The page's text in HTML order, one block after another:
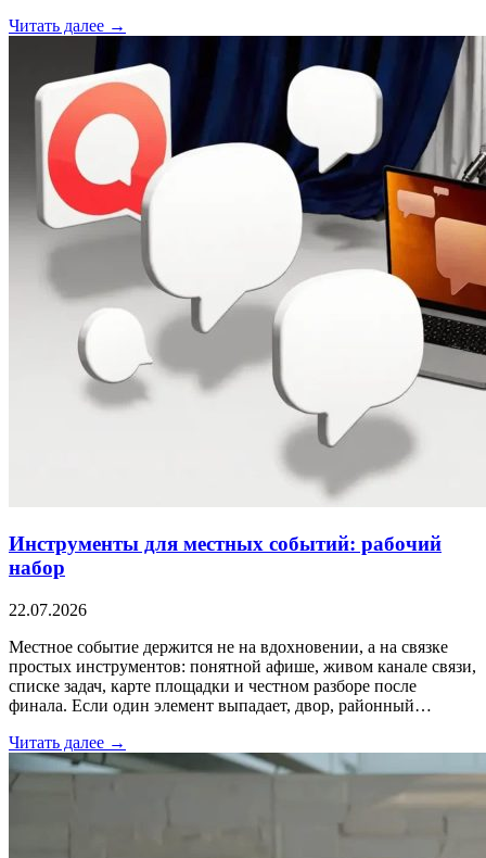
Читать далее →
Инструменты для местных событий: рабочий
набор
22.07.2026
Местное событие держится не на вдохновении, а на связке
простых инструментов: понятной афише, живом канале связи,
списке задач, карте площадки и честном разборе после
финала. Если один элемент выпадает, двор, районный…
Читать далее →